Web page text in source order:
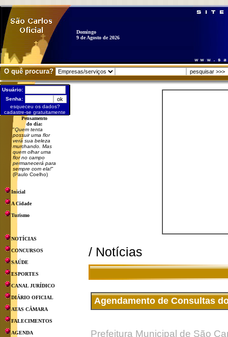
Domingo
9 de Agosto de 2026
O quê procura?
Usuário:
Senha:
esqueceu os dados?
cadastre-se gratuitamente
Pensamento
do dia:
"Quem tenta
possuir uma flor
verá sua beleza
murchando. Mas
quem olhar uma
flor no campo
permanecerá para
sempre com ela!"
(Paulo Coelho)
Inicial
A Cidade
Turismo
NOTÍCIAS
CONCURSOS
SAÚDE
ESPORTES
CANAL JURÍDICO
DIÁRIO OFICIAL
ATAS CÂMARA
FALECIMENTOS
AGENDA
/ Notícias
Agendamento de Consultas
Prefeitura Municipal de São